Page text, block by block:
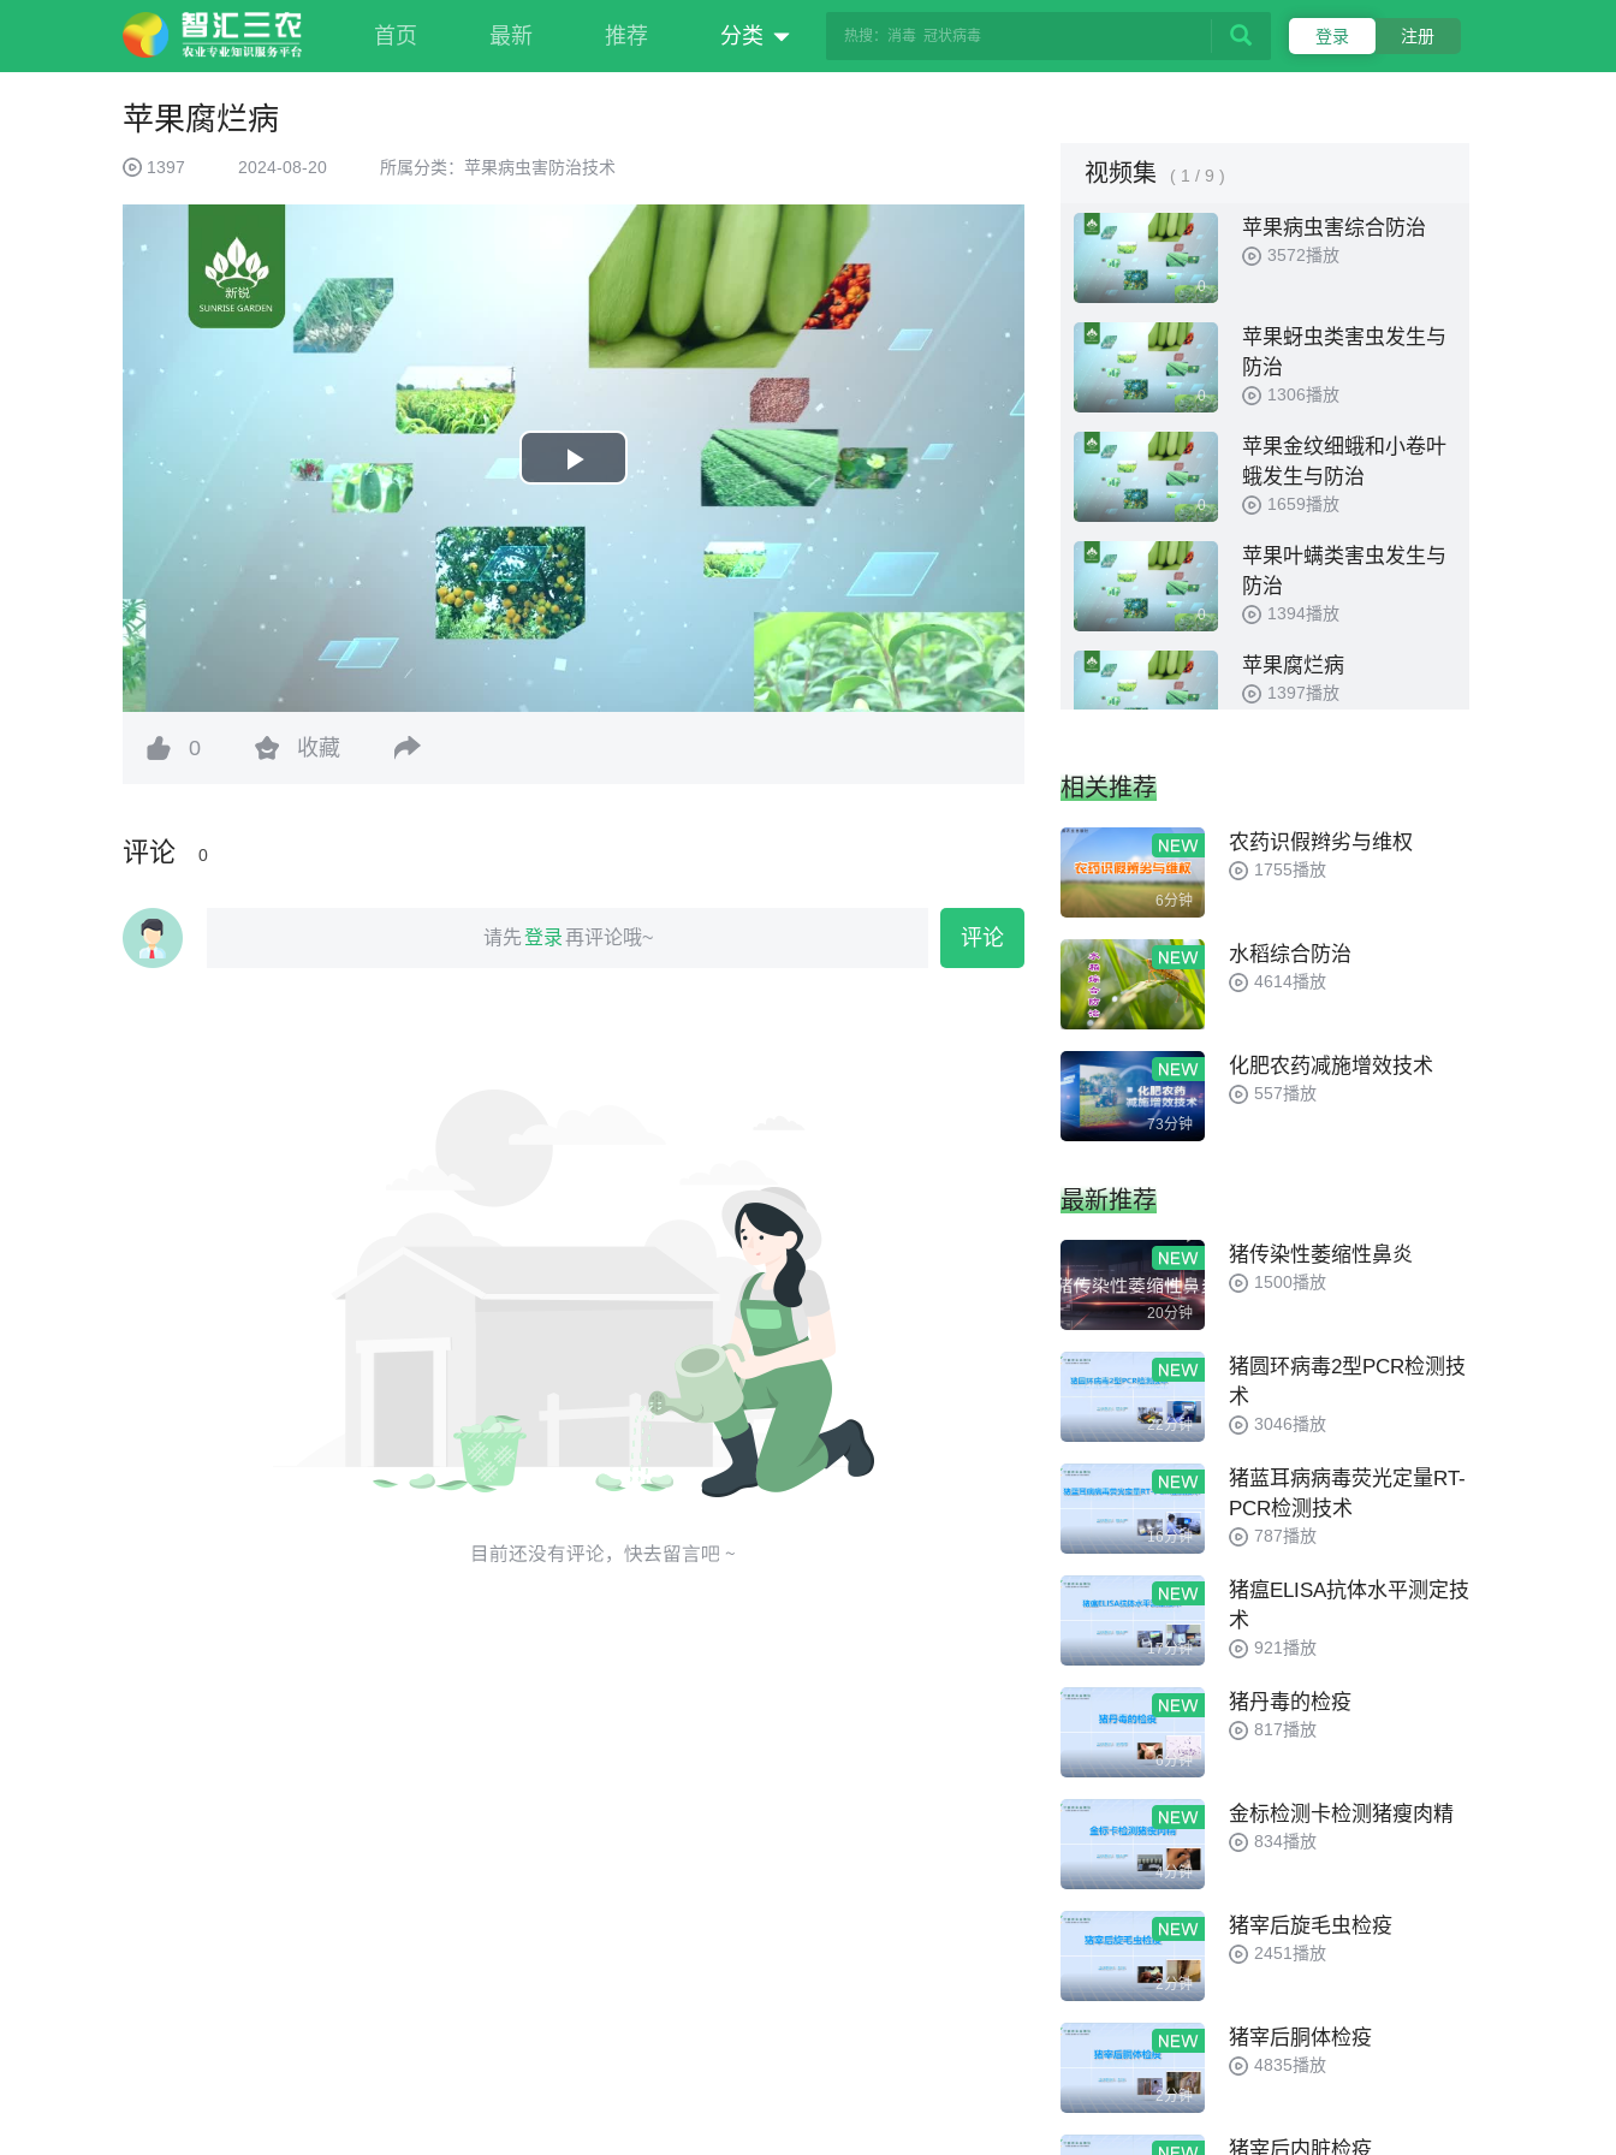
首页 最新 推荐 分类 登录 注册
苹果腐烂病
1397 2024-08-20 所属分类：苹果病虫害防治技术
Play
Video
0 收藏
评论 0
请先登录再评论哦~ 评论
视频集 ( 1 / 9 )
0
苹果病虫害综合防治
3572播放
0
苹果蚜虫类害虫发生与
防治
1306播放
0
苹果金纹细蛾和小卷叶
蛾发生与防治
1659播放
0
苹果叶螨类害虫发生与
防治
1394播放
苹果腐烂病
1397播放
0
0
苹果褐斑病和炭疽病
0
苹果斑点落叶病
苹果轮纹病和花叶病
相关推荐
6分钟
农药识假辫劣与维权
1755播放
水稻综合防治
4614播放
73分钟
化肥农药减施增效技术
557播放
最新推荐
20分钟
猪传染性萎缩性鼻炎
1500播放
22分钟
猪圆环病毒2型PCR检测技
术
3046播放
16分钟
猪蓝耳病病毒荧光定量RT-
PCR检测技术
787播放
17分钟
猪瘟ELISA抗体水平测定技
术
921播放
6分钟
猪丹毒的检疫
817播放
4分钟
金标检测卡检测猪瘦肉精
834播放
2分钟
猪宰后旋毛虫检疫
2451播放
2分钟
猪宰后胴体检疫
4835播放
猪宰后内脏检疫